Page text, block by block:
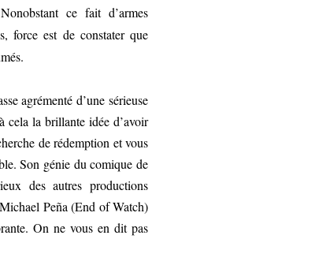
ce fait d’armes
force est de constater que
agrémenté d’une sérieuse
cela la brillante idée d’avoir
de rédemption et vous
Son génie du comique de
des autres productions
Peña (End of Watch)
On ne vous en dit pas